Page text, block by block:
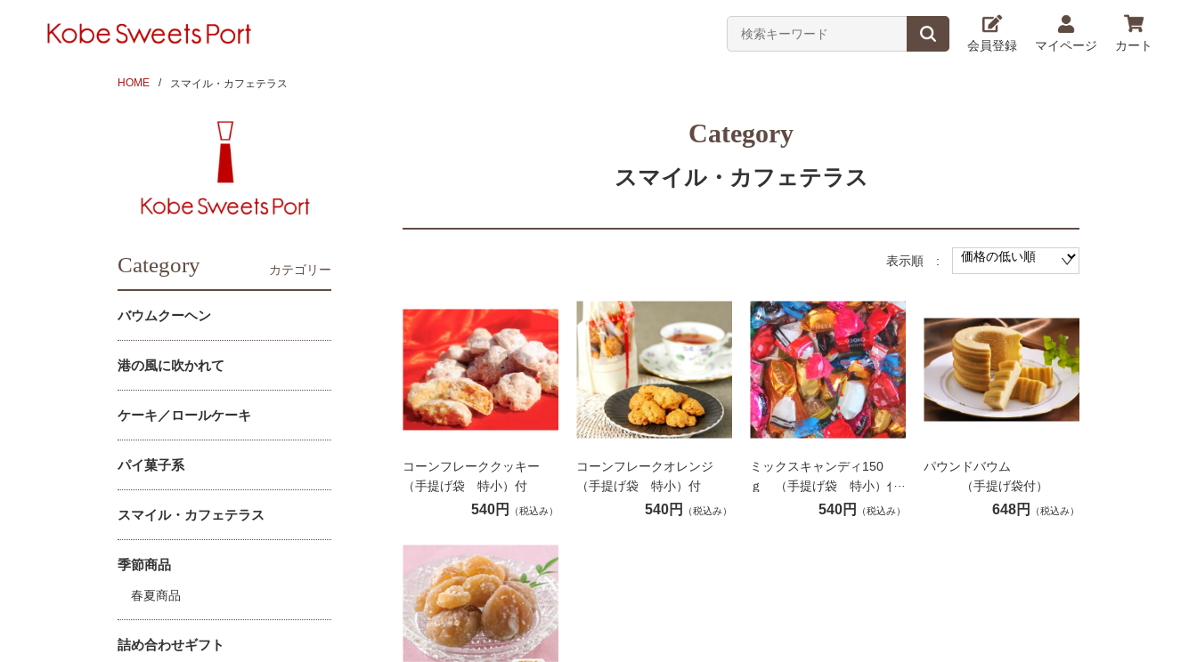
会員登録 マイページ カート
HOME スマイル・カフェテラス
Category
スマイル・カフェテラス
表示順 :
コーンフレーククッキー
（手提げ袋 特小）付
540円 （税込み）
コーンフレークオレンジ
（手提げ袋 特小）付
540円 （税込み）
ミックスキャンディ150
ｇ （手提げ袋 特小）付
540円 （税込み）
パウンドバウム
（手提げ袋付）
648円 （税込み）
Category カテゴリー
バウムクーヘン
港の風に吹かれて
ケーキ／ロールケーキ
パイ菓子系
スマイル・カフェテラス
季節商品
春夏商品
詰め合わせギフト